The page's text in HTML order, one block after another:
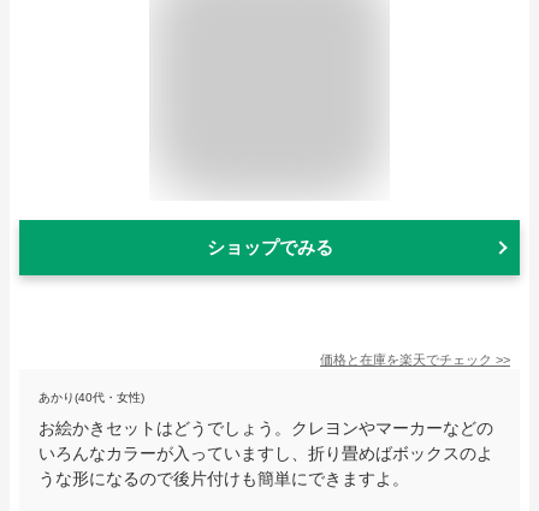
ショップでみる
価格と在庫を楽天でチェック >>
あかり(40代・女性)
お絵かきセットはどうでしょう。クレヨンやマーカーなどの
いろんなカラーが入っていますし、折り畳めばボックスのよ
うな形になるので後片付けも簡単にできますよ。